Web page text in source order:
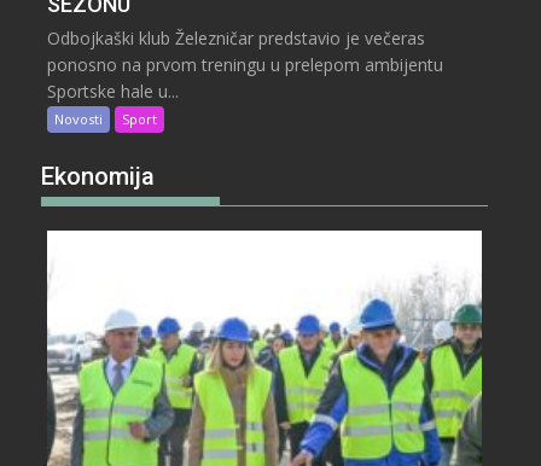
Odbojkaški klub Železničar predstavio je večeras
ponosno na prvom treningu u prelepom ambijentu
Sportske hale u...
Novosti Sport
Ekonomija